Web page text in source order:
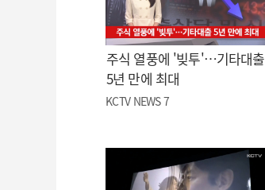
주식 열풍에 '빚투'…기타대출
5년 만에 최대
KCTV NEWS 7